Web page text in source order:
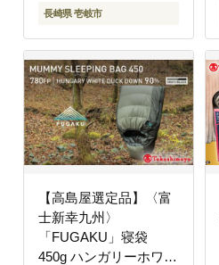
長崎県 壱岐市
【高島屋選定品】〈富
士新幸九州〉
「FUGAKU」寝袋
450g ハンガリーホワイ